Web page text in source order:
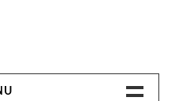
索引擎